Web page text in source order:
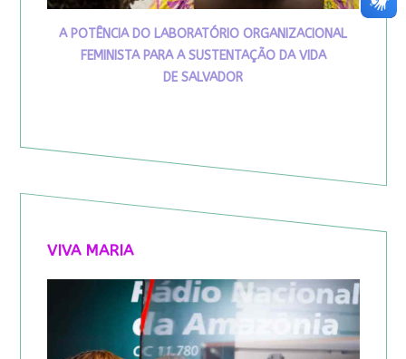
A POTÊNCIA DO LABORATÓRIO ORGANIZACIONAL
FEMINISTA PARA A SUSTENTAÇÃO DA VIDA
DE SALVADOR
VIVA MARIA